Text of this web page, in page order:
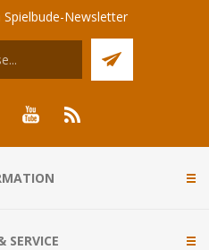
Newsletter
SERVICE